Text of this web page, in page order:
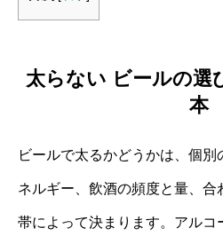
太らない ビールの選
本
ビールで太るかどうかは、個
ネルギー、飲酒の頻度と量、合
帯によって決まります。アルコ